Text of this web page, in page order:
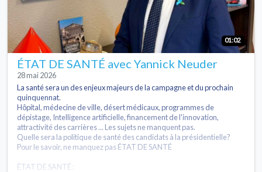
01:02
ÉTAT DE SANTÉ avec Yannick Neuder
28 mai 2026
La santé sera un des enjeux majeurs de la campagne et du prochain
quinquennat.
Hôpital, médecine de ville, désert médicaux, programmes de
dépistage, Intelligence artificielle, financement de l'innovation,
attractivité des carrières ... Les sujets ne manquent pas.
Quelle sera la politique de santé des candidats à la présidentielle?
Pour le savoir, ne manquez pas ÉTAT DE SANTÉ
ÉTAT DE SANTÉ :